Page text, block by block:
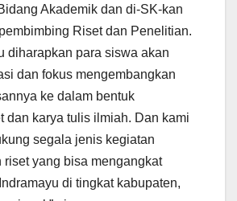
Akademik dan di-SK-kan
Riset dan Penelitian.
diharapkan para siswa akan
dan fokus mengembangkan
ke dalam bentuk
dan karya tulis ilmiah. Dan kami
segala jenis kegiatan
riset yang bisa mengangkat
di tingkat kabupaten,